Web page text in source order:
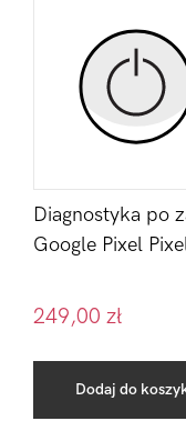
Diagnostyka po
Google Pixel
249,00 zł
Dodaj do